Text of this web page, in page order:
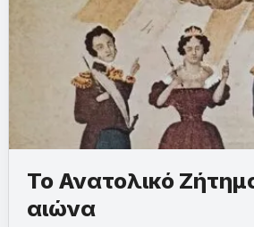
Το Ανατολικό
αιώνα